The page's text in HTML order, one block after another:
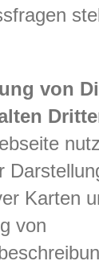
von
Karten
von